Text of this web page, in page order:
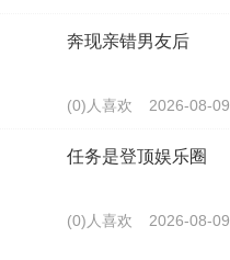
奔现亲错男友后
(0)人喜欢 2026-08-09
任务是登顶娱乐圈
(0)人喜欢 2026-08-09